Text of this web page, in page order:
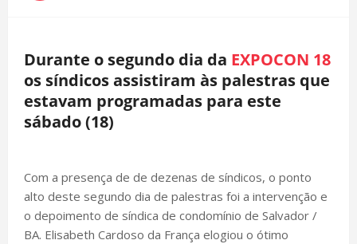
Durante o segundo dia da EXPOCON 18
os síndicos assistiram às palestras que
estavam programadas para este
sábado (18)
Com a presença de de dezenas de síndicos, o ponto
alto deste segundo dia de palestras foi a intervenção e
o depoimento de síndica de condomínio de Salvador /
BA. Elisabeth Cardoso da França elogiou o ótimo